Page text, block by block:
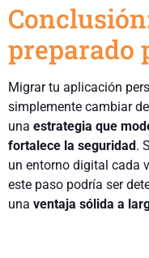
preparado
Migrar tu aplicación
simplemente cambiar
una estrategia que
fortalece la seguridad.
un entorno digital cada
este paso podría ser
una ventaja sólida a